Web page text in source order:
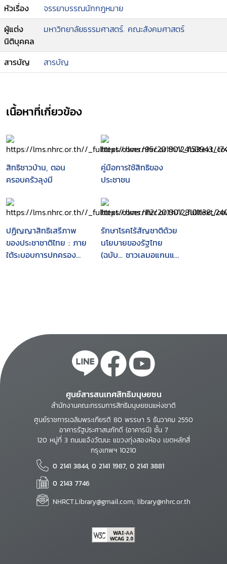
หัวเรื่อง
จรรยาบรรณนักกฎหมาย
ผู้แต่ง
นิติบุคคล
มหาวิทยาลัยธรรมศาสตร์. คณะสังคมศาสตร์
สารบัญ สารบัญ
เนื้อหาที่เกี่ยวข้อง
สิทธิชาวบ้าน, ตอน
ครอบครัวลุงมี
คู่มือการใช้สิทธิของ
ประชาชน
ปฏิญญาสิทธิเสรีภาพ
ของประชาชาติไทย : ภาย
ใต้ระบอบการปกครอง
รักษาโรคไร้สัญชาติด้วย
นโยบายของรัฐไทย
(ฉบับ... ชาวเลมอแกนและ
ศูนย์สารสนเทศสิทธิมนุษยชน
สำนักงานคณะกรรมการสิทธิมนุษยชนแห่งชาติ
ศูนย์ราชการเฉลิมพระเกียรติ 80 พรรษา 5 ธันวาคม 2550
อาคารรัฐประศาสนภักดี (อาคารบี) ชั้น 7
120 หมู่ที่ 3 ถนนแจ้งวัฒนะ แขวงทุ่งสองห้อง เขตหลักสี่
กรุงเทพฯ 10210
0 2141 3844, 0 2141 1987, 0 2141 3881
0 2143 7746
NHRCT.Library@gmail.com; library@nhrc.or.th